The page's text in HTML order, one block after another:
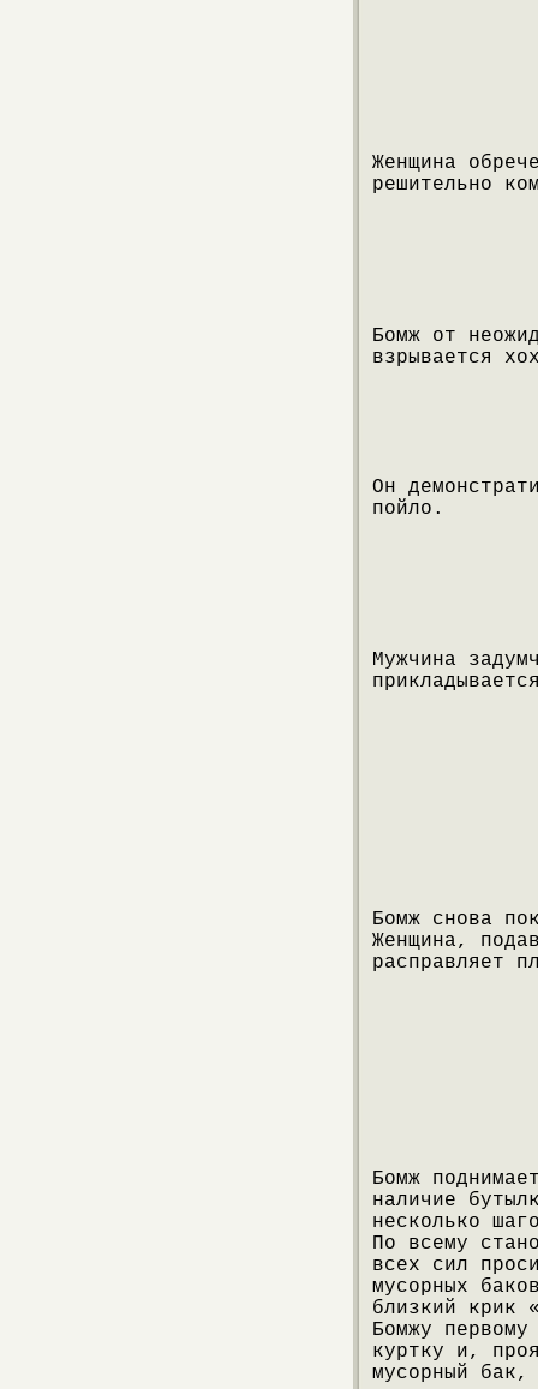
Женщина
решительно
Бомж от
взрывается
Он
пойло.
Мужчина
Бомж снова
Женщина,
расправляет
Бомж
наличие
несколько
По всему
всех сил
мусорных
близкий крик
Бомжу
куртку и,
мусорный